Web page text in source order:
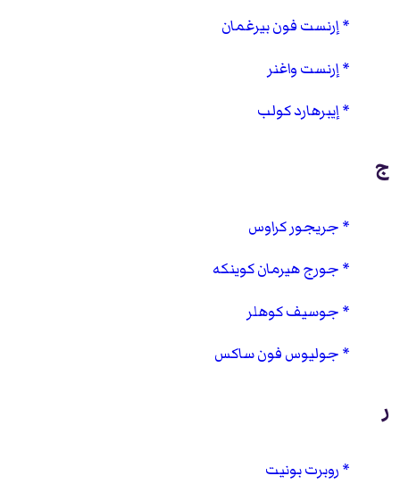
إرنست فون بيرغمان
إرنست واغنر
إيبرهارد كولب
ج
جريجور كراوس
جورج هيرمان كوينكه
جوسيف كوهلر
جوليوس فون ساكس
ر
روبرت بونيت